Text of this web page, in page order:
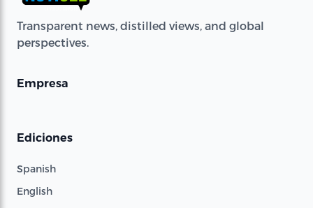
Transparent news, distilled views, and global
perspectives.
Empresa
Ediciones
Spanish
English